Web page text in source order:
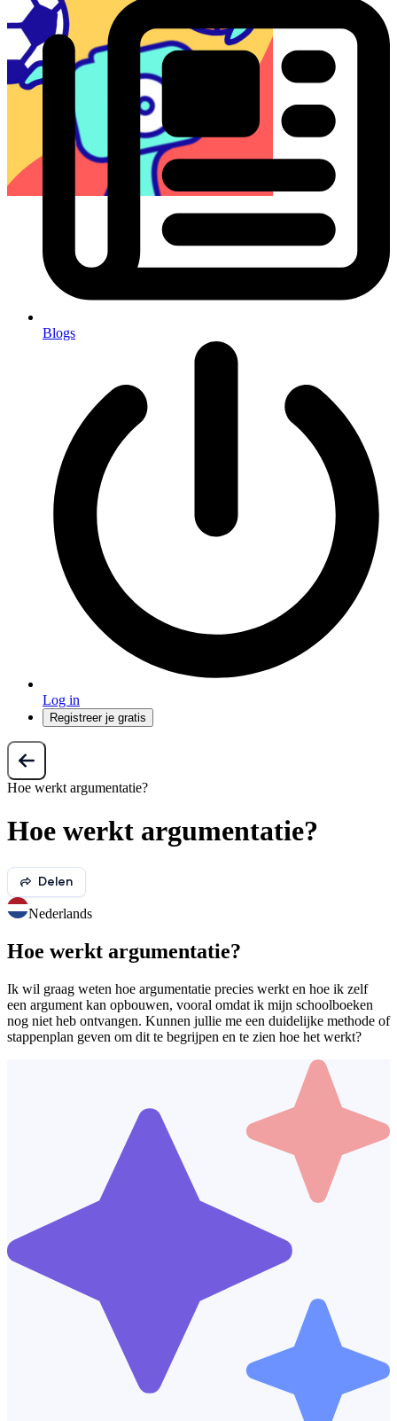
Blogs
Log in
Registreer je gratis
Hoe werkt argumentatie?
Hoe werkt argumentatie?
Delen
Nederlands
Hoe werkt argumentatie?
Ik wil graag weten hoe argumentatie precies werkt en hoe ik zelf
een argument kan opbouwen, vooral omdat ik mijn schoolboeken
nog niet heb ontvangen. Kunnen jullie me een duidelijke methode of
stappenplan geven om dit te begrijpen en te zien hoe het werkt?